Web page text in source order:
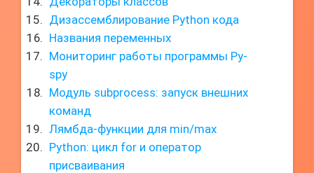
Дизассемблирование Python кода
Названия переменных
Мониторинг работы программы Py-
spy
Модуль subprocess: запуск внешних
команд
Лямбда-функции для min/max
Python: цикл for и оператор
присваивания